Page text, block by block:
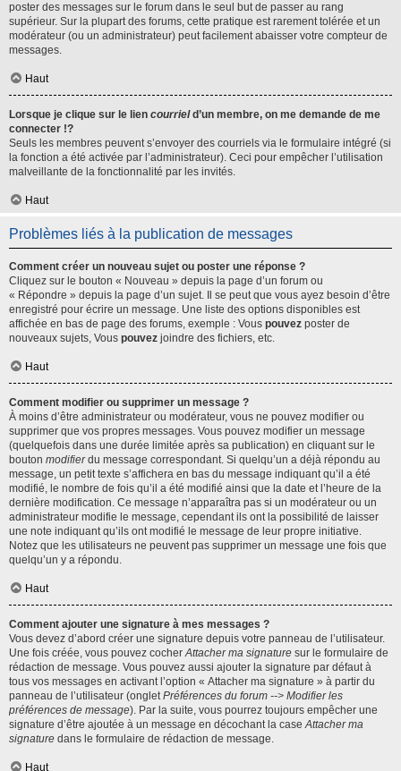
poster des messages sur le forum dans le seul but de passer au rang
supérieur. Sur la plupart des forums, cette pratique est rarement tolérée et un
modérateur (ou un administrateur) peut facilement abaisser votre compteur de
messages.
Haut
Lorsque je clique sur le lien courrield’un membre, on me demande de me
connecter !?
Seuls les membres peuvent s’envoyer des courriels via le formulaire intégré (si
la fonction a été activée par l’administrateur). Ceci pour empêcher l’utilisation
malveillante de la fonctionnalité par les invités.
Haut
Problèmes liés à la publication de messages
Comment créer un nouveau sujet ou poster une réponse ?
Cliquez sur le bouton « Nouveau » depuis la page d’un forum ou
« Répondre » depuis la page d’un sujet. Il se peut que vous ayez besoin d’être
enregistré pour écrire un message. Une liste des options disponibles est
affichée en bas de page des forums, exemple : Vous pouvez poster de
nouveaux sujets, Vous pouvez joindre des fichiers, etc.
Haut
Comment modifier ou supprimer un message ?
À moins d’être administrateur ou modérateur, vous ne pouvez modifier ou
supprimer que vos propres messages. Vous pouvez modifier un message
(quelquefois dans une durée limitée après sa publication) en cliquant sur le
bouton modifierdu message correspondant. Si quelqu’un a déjà répondu au
message, un petit texte s’affichera en bas du message indiquant qu’il a été
modifié, le nombre de fois qu’il a été modifié ainsi que la date et l’heure de la
dernière modification. Ce message n’apparaîtra pas si un modérateur ou un
administrateur modifie le message, cependant ils ont la possibilité de laisser
une note indiquant qu’ils ont modifié le message de leur propre initiative.
Notez que les utilisateurs ne peuvent pas supprimer un message une fois que
quelqu’un y a répondu.
Haut
Comment ajouter une signature à mes messages ?
Vous devez d’abord créer une signature depuis votre panneau de l’utilisateur.
Une fois créée, vous pouvez cocherAttacher ma signature sur le formulaire de
rédaction de message. Vous pouvez aussi ajouter la signature par défaut à
tous vos messages en activant l’option « Attacher ma signature » à partir du
panneau de l’utilisateur (ongletPréférences du forum --> Modifier les
préférences de message). Par la suite, vous pourrez toujours empêcher une
signature d’être ajoutée à un message en décochant la caseAttacher ma
signature dans le formulaire de rédaction de message.
Haut